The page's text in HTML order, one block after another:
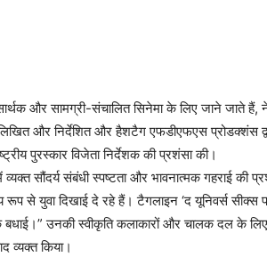
और सामग्री-संचालित सिनेमा के लिए जाने जाते हैं,
लिखित और निर्देशित और हैशटैग एफडीएफएस प्रोडक्शंस
पुरस्कार विजेता निर्देशक की प्रशंसा की।
सौंदर्य संबंधी स्पष्टता और भावनात्मक गहराई की
से युवा दिखाई दे रहे हैं। टैगलाइन ‘द यूनिवर्स सीक्स
बधाई।” उनकी स्वीकृति कलाकारों और चालक दल के
व्यक्त किया।